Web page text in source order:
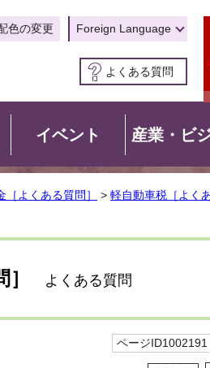
色の変更 Foreign Language
よくある質問
イベント 産業・ビ
［よくある質問］ > 軽自動車税［よく
よくある質問
ページID1002191